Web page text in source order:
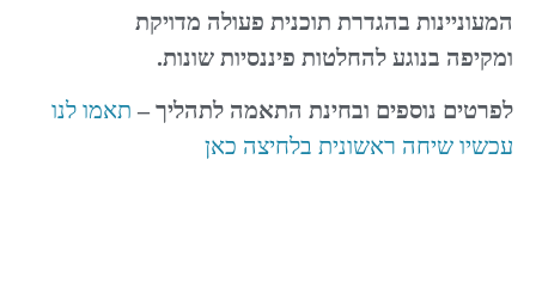
המעוניינות בהגדרת תוכנית פעולה מדויקת
ומקיפה בנוגע להחלטות פיננסיות שונות.
לפרטים נוספים ובחינת התאמה לתהליך – תאמו לנו
עכשיו שיחה ראשונית בלחיצה כאן